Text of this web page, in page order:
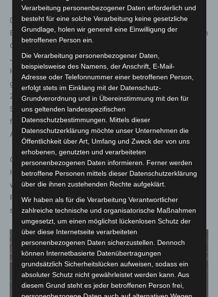
Der Präsident der Johanniter-Unfall-Hilfe e.V., Volker
Bescht, hob in seiner Begrüßung der rund 200 geladenen
Gäste den gemeinsamen Ursprung und Auftrag der
Johanniter und Malteser hervor. Die vielfältigen
Herausforderungen, denen unsere Gesellschaft aktuell
gegenüberstehe, seien nur in enger partnerschaftlicher
Zusammenarbeit zu bewältigen. Dazu zähle auch die
Sicherung eines leistungsfähigen Ehrenamts. Dieses zu
fördern und zu stärken, sei eine gesamtgesellschaftliche
Aufgabe.
Georg Khevenhüller, Präsident des Malteser
Hilfsdienstes e.V., betonte in seinem Grußwort, wie
wichtig es seitens der Politik sei, die richtigen
Rahmenbedingungen für ehrenamtliches Engagement zu
schaffen.
Verarbeitung personenbezogener Daten erforderlich und
besteht für eine solche Verarbeitung keine gesetzliche
Grundlage, holen wir generell eine Einwilligung der
betroffenen Person ein.
Die Verarbeitung personenbezogener Daten,
beispielsweise des Namens, der Anschrift, E-Mail-
Adresse oder Telefonnummer einer betroffenen Person,
erfolgt stets im Einklang mit der Datenschutz-
Grundverordnung und in Übereinstimmung mit den für
uns geltenden landesspezifischen
Datenschutzbestimmungen. Mittels dieser
Datenschutzerklärung möchte unser Unternehmen die
Öffentlichkeit über Art, Umfang und Zweck der von uns
erhobenen, genutzten und verarbeiteten
personenbezogenen Daten informieren. Ferner werden
betroffene Personen mittels dieser Datenschutzerklärung
über die ihnen zustehenden Rechte aufgeklärt.
Wir haben als für die Verarbeitung Verantwortlicher
zahlreiche technische und organisatorische Maßnahmen
umgesetzt, um einen möglichst lückenlosen Schutz der
über diese Internetseite verarbeiteten
personenbezogenen Daten sicherzustellen. Dennoch
können Internetbasierte Datenübertragungen
grundsätzlich Sicherheitslücken aufweisen, sodass ein
absoluter Schutz nicht gewährleistet werden kann. Aus
diesem Grund steht es jeder betroffenen Person frei,